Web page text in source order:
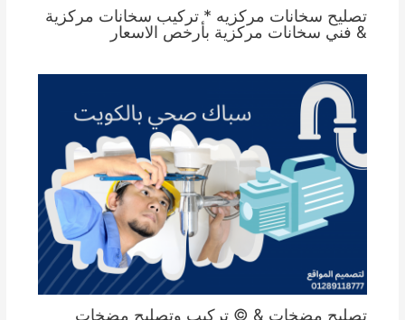
تصليح سخانات مركزيه * تركيب سخانات مركزية
& فني سخانات مركزية بأرخص الاسعار
تصليح مضخات & © تركيب وتصليح مضخات